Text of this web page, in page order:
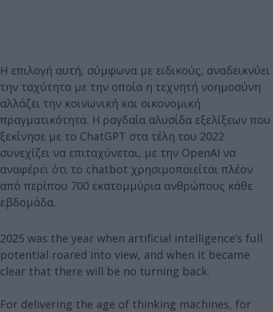
Η επιλογή αυτή, σύμφωνα με ειδικούς, αναδεικνύει
την ταχύτητα με την οποία η τεχνητή νοημοσύνη
αλλάζει την κοινωνική και οικονομική
πραγματικότητα. Η ραγδαία αλυσίδα εξελίξεων που
ξεκίνησε με το ChatGPT στα τέλη του 2022
συνεχίζει να επιταχύνεται, με την OpenAI να
αναφέρει ότι το chatbot χρησιμοποιείται πλέον
από περίπου 700 εκατομμύρια ανθρώπους κάθε
εβδομάδα.
2025 was the year when artificial intelligence’s full
potential roared into view, and when it became
clear that there will be no turning back.
For delivering the age of thinking machines, for